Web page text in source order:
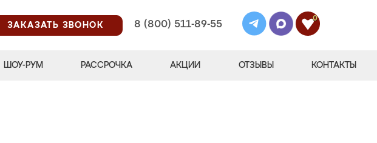
ЗАКАЗАТЬ ЗВОНОК
8 (800) 511-89-55
0
ШОУ-РУМ РАССРОЧКА АКЦИИ ОТЗЫВЫ КОНТАКТЫ